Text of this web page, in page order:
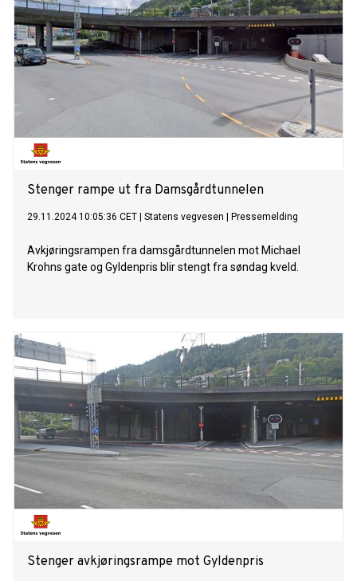
Stenger rampe ut fra Damsgårdtunnelen
29.11.2024 10:05:36 CET Statens vegvesen Pressemelding
Avkjøringsrampen fra damsgårdtunnelen mot Michael
Krohns gate og Gyldenpris blir stengt fra søndag kveld.
Stenger avkjøringsrampe mot Gyldenpris